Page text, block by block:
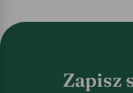
Zapisz